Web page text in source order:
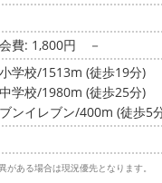
費: 1,800円
－
学校/1513m (徒歩19分)
学校/1980m (徒歩25分)
ンイレブン/400m (徒歩5
がある場合は現況優先となります。